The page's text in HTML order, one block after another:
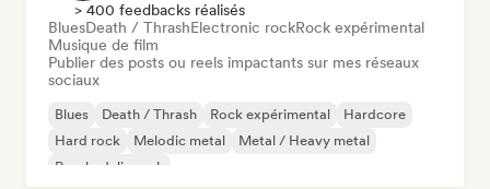
> 400 feedbacks réalisés
BluesDeath / ThrashElectronic rockRock expérimental
Musique de film
Publier des posts ou reels impactants sur mes réseaux
sociaux
Blues Death / Thrash Rock expérimental
Hardcore
Hard rock
Melodic metal
Metal / Heavy metal
Psychedelic rock